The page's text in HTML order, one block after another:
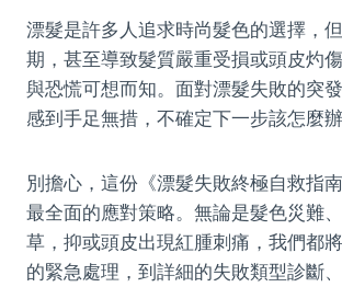
漂髮是許多人追求時尚髮色的選擇，
期，甚至導致髮質嚴重受損或頭皮灼
與恐慌可想而知。面對漂髮失敗的突
感到手足無措，不確定下一步該怎麼
別擔心，這份《漂髮失敗終極自救指
最全面的應對策略。無論是髮色災難
草，抑或頭皮出現紅腫刺痛，我們都
的緊急處理，到詳細的失敗類型診斷